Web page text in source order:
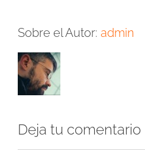
Sobre el Autor: admin
Deja tu comentario